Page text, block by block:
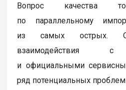
Вопрос качества
по параллельному
из самых острых.
взаимодействия с
и официальными
ряд потенциальных проблем